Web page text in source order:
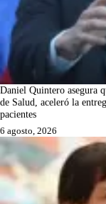
Daniel Quintero asegura
de Salud, aceleró la
pacientes
6 agosto, 2026